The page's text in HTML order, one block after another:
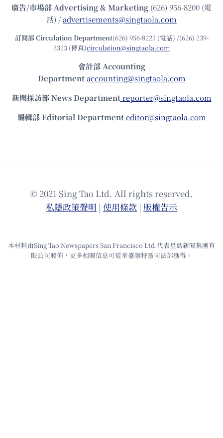
廣告/市場部Advertising & Marketing (626) 956-8200 (電
話) /advertisements@singtaola.com
訂閱部 Circulation Department(626) 956-8227 (電話) /(626) 239-
3323 (傳真)circulation@singtaola.com
會計部 Accounting
Department accounting@singtaola.com
新聞採訪部 News Department reporter@singtaola.com
編輯部 Editorial Department editor@singtaola.com
© 2021 Sing Tao Ltd. All rights reserved.
私隱政策聲明 | 使⽤條款 | 版權告⽰
本材料由Sing Tao Newspapers San Francisco Ltd.代表星島新聞集團有
限公司發佈，更多相關信息可從華盛頓特區司法部獲得。